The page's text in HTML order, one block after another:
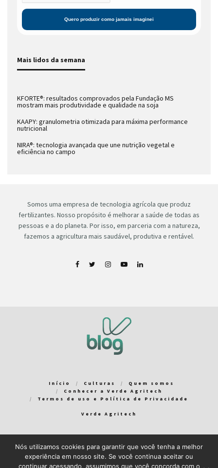
Mais lidos da semana
KFORTE®: resultados comprovados pela Fundação MS
mostram mais produtividade e qualidade na soja
KAAPY: granulometria otimizada para máxima performance
nutricional
NIRA®: tecnologia avançada que une nutrição vegetal e
eficiência no campo
Somos uma empresa de tecnologia agrícola que produz
fertilizantes. Nosso propósito é melhorar a saúde de todas as
pessoas e a do planeta. Por isso, em parceria com a natureza,
fazemos a agricultura mais saudável, produtiva e rentável.
Início Culturas
Quem somos
Conhecer a Verde Agritech
Termos de uso e Política de Privacidade
Verde Agritech
Bem-vindo ao Verde Blog! Para que a sua experiência em nosso
blog seja a melhor possível, utilizamos cookies. Você pode
Nós utilizamos cookies para garantir que você tenha a melhor
experiência em nosso site. Se você continua aceitar ou
continuar acessando, assumimos que você concorda com o